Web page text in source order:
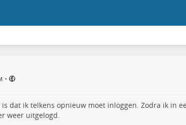
•
dat ik telkens opnieuw moet inloggen. Zodra ik in
weer uitgelogd.